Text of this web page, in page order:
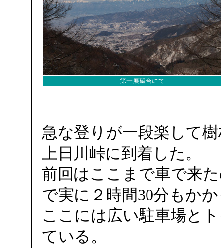
第一展望台にて
急な登りが一段楽して
上日川峠に到着した。
前回はここまで車で来
で実に２時間30分もか
ここには広い駐車場と
ている。